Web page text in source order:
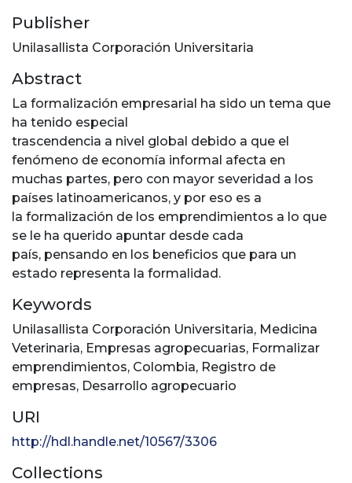
Publisher
Unilasallista Corporación Universitaria
Abstract
La formalización empresarial ha sido un tema que
ha tenido especial
trascendencia a nivel global debido a que el
fenómeno de economía informal afecta en
muchas partes, pero con mayor severidad a los
países latinoamericanos, y por eso es a
la formalización de los emprendimientos a lo que
se le ha querido apuntar desde cada
país, pensando en los beneficios que para un
estado representa la formalidad.
Keywords
Unilasallista Corporación Universitaria, Medicina
Veterinaria, Empresas agropecuarias, Formalizar
emprendimientos, Colombia, Registro de
empresas, Desarrollo agropecuario
URI
http://hdl.handle.net/10567/3306
Collections